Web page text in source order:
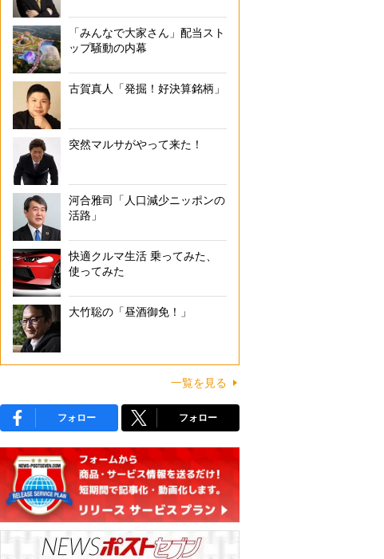
「みんなで大家さん」配当スト
ップ騒動の内幕
古賀真人「発掘！好決算銘柄」
突然マルサがやって来た！
河合雅司「人口減少ニッポンの
活路」
快適クルマ生活 乗ってみた、
使ってみた
大竹聡の「昼酒御免！」
一覧を見る
フォロー フォロー